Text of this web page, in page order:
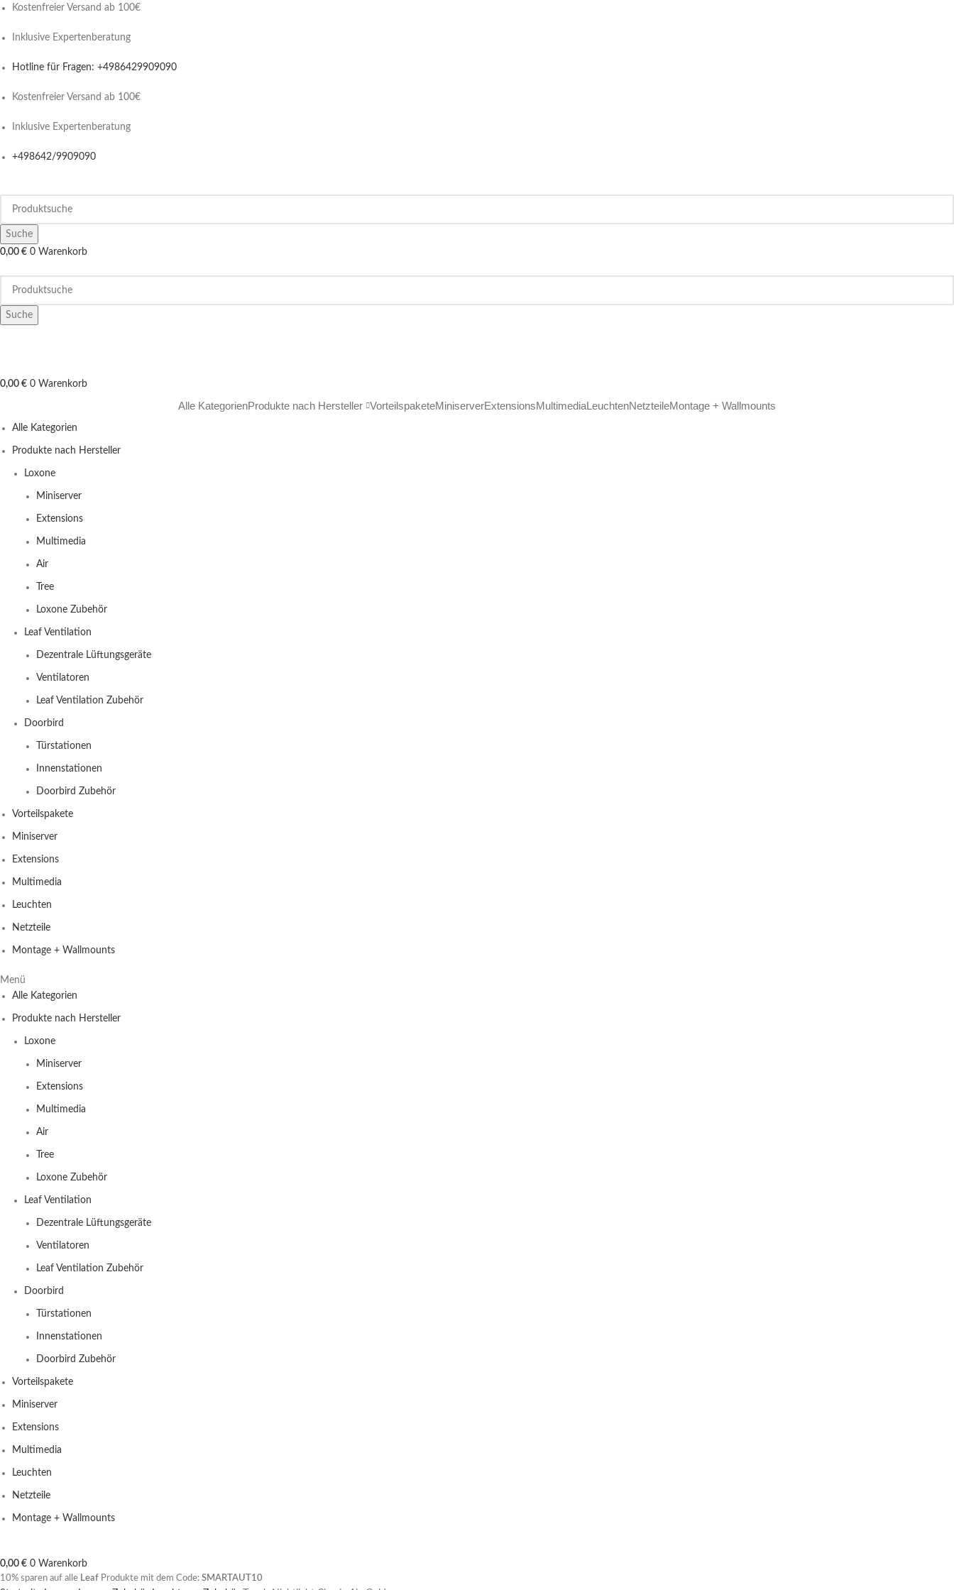
Kostenfreier Versand ab 100€
Inklusive Expertenberatung
Hotline für Fragen: +4986429909090
Kostenfreier Versand ab 100€
Inklusive Expertenberatung
+498642/9909090
Suche
0,00 € 0 Warenkorb
Suche
0,00 € 0 Warenkorb
Alle KategorienProdukte nach Hersteller VorteilspaketeMiniserverExtensionsMultimediaLeuchtenNetzteileMontage + Wallmounts
Alle Kategorien
Produkte nach Hersteller
Loxone
Miniserver
Extensions
Multimedia
Air
Tree
Loxone Zubehör
Leaf Ventilation
Dezentrale Lüftungsgeräte
Ventilatoren
Leaf Ventilation Zubehör
Doorbird
Türstationen
Innenstationen
Doorbird Zubehör
Vorteilspakete
Miniserver
Extensions
Multimedia
Leuchten
Netzteile
Montage + Wallmounts
Menü
Alle Kategorien
Produkte nach Hersteller
Loxone
Miniserver
Extensions
Multimedia
Air
Tree
Loxone Zubehör
Leaf Ventilation
Dezentrale Lüftungsgeräte
Ventilatoren
Leaf Ventilation Zubehör
Doorbird
Türstationen
Innenstationen
Doorbird Zubehör
Vorteilspakete
Miniserver
Extensions
Multimedia
Leuchten
Netzteile
Montage + Wallmounts
0,00 € 0 Warenkorb
10% sparen auf alle Leaf Produkte mit dem Code: SMARTAUT10